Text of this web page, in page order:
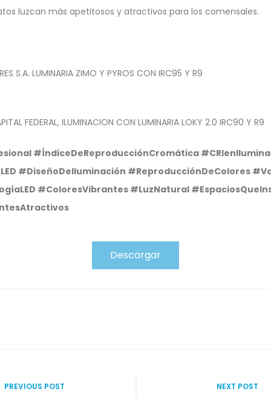
luzcan más apetitosos y atractivos para los comensales.
S.A. LUMINARIA ZIMO Y PYROS CON IRC95 Y R9
FEDERAL, ILUMINACION CON LUMINARIA LOKY 2.0 IRC90 Y R9
#ÍndiceDeReproducciónCromática
#DiseñoDeIluminación #ReproducciónDeColores
#ColoresVibrantes #LuzNatural
Descargar
PREVIOUS POST NEXT POST